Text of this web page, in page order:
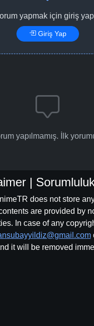
yapmak için giriş
Giriş Yap
yapılmamış. İlk
|
does not store
are provided by
In case of any
it will be removed